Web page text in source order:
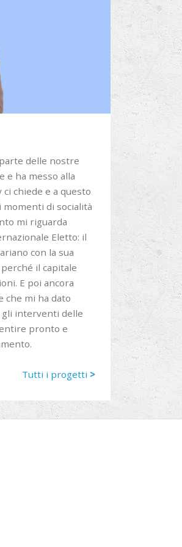
delle nostre
e ha messo alla
chiede e a questo
momenti di socialità
mi riguarda
Eletto: il
con la sua
il capitale
E poi ancora
che mi ha dato
gli interventi delle
pronto e
Tutti i progetti >